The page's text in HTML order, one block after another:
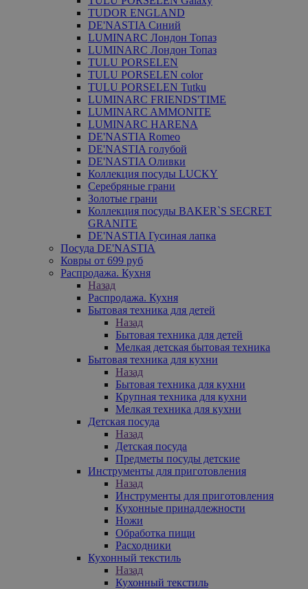
TUDOR ENGLAND
DE'NASTIA Синий
LUMINARC Лондон Топаз
LUMINARC Лондон Топаз
TULU PORSELEN
TULU PORSELEN color
TULU PORSELEN Tutku
LUMINARC FRIENDS'TIME
LUMINARC AMMONITE
LUMINARC HARENA
DE'NASTIA Romeo
DE'NASTIA голубой
DE'NASTIA Оливки
Коллекция посуды LUCKY
Серебряные грани
Золотые грани
Коллекция посуды BAKER`S SECRET
GRANITE
DE'NASTIA Гусиная лапка
Посуда DE'NASTIA
Ковры от 699 руб
Распродажа. Кухня
Назад
Распродажа. Кухня
Бытовая техника для детей
Назад
Бытовая техника для детей
Мелкая детская бытовая техника
Бытовая техника для кухни
Назад
Бытовая техника для кухни
Крупная техника для кухни
Мелкая техника для кухни
Детская посуда
Назад
Детская посуда
Предметы посуды детские
Инструменты для приготовления
Назад
Инструменты для приготовления
Кухонные принадлежности
Ножи
Обработка пищи
Расходники
Кухонный текстиль
Назад
Кухонный текстиль